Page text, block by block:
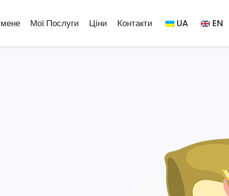
Мої Послуги Ціни Контакти UA EN